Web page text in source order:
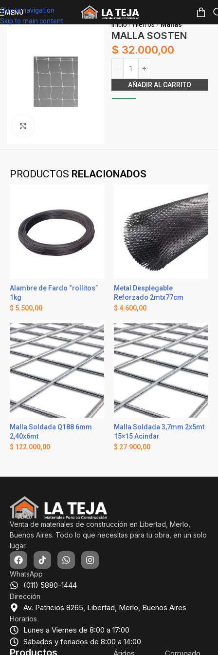
Skip to navigation
Skip to main content
MENÚ
Inicio Hierros Mallas
MALLA SOSTEN
$ 32.000,00
AÑADIR AL CARRITO
PRODUCTOS RELACIONADOS
Alambre de Fardo “rollitos”
1kg
$ 5.500,00
Metal Desplegable
Reforzado 2mtx77cm
$ 4.600,00
Malla Soldada Q188 6mm
2,40x6mt
$ 122.000,00
Malla Soldada 3,7mm 2x5mt
15×15 Acindar
$ 27.900,00
Venta de materiales de construcción en Libertad, Merlo,
Buenos Aires. Todo lo que necesitas para tu obra, en un solo
lugar.
WhatsApp
(011) 5880-1444
Dirección
Av. Patricios 8265, Libertad, Merlo, Buenos Aires
Horarios
Lunes a Viernes de 8:00 a 17:00
Sábados y feriados de 8:00 a 14:00
Productos